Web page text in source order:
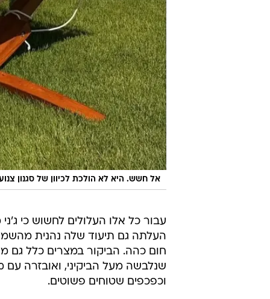
אל חשש. היא לא הולכת לכיוון של סגנון
עבור כל אלו העלולים לחשוש כי
העלתה גם תיעוד שלה נהנית
חום כהה. הביקור במצרים כלל גם
שנלבשה מעל הביקיני, ואובזרה
וכפכפים שטוחים פשוטים.